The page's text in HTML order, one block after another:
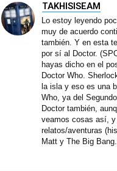
TAKHISISEAM
Lo estoy leyendo
muy de acuerdo
también. Y en esta
por sí al Doctor.
hayas dicho en el
Doctor Who.
la isla y eso es una
Who, ya del
Doctor también,
veamos cosas así,
relatos/aventuras
Matt y The Big Bang.